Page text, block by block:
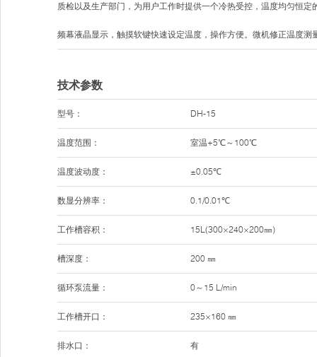
质检以及生产部门，为用户工作时提供一个冷热受控，温度均匀恒
频幕液晶显示，触摸软键快速设定温度，操作方便。微机修正温度
技术参数
型号： DH-15
温度范围： 室温+5℃～100℃
温度波动度： ±0.05℃
数显分辨率： 0.1/0.01℃
工作槽容积： 15L(300×240×200㎜)
槽深度： 200 ㎜
循环泵流量： 0～15 L/min
工作槽开口： 235×160 ㎜
排水口： 有